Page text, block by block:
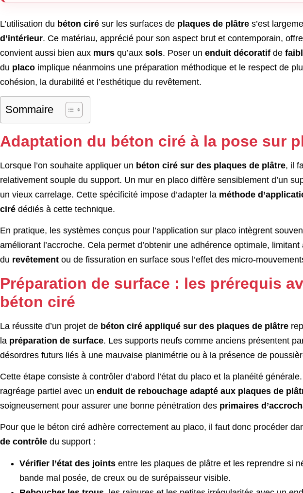
L’utilisation du béton ciré sur les surfaces de plaques de plâtre s’est
d’intérieur. Ce matériau, apprécié pour son aspect brut et contemporain,
convient aussi bien aux murs qu’aux sols. Poser un enduit décoratif de
du placo implique néanmoins une préparation méthodique et le respect de
cohésion, la durabilité et l’esthétique du revêtement.
Sommaire
Adaptation du béton ciré à la pose sur
Lorsque l’on souhaite appliquer un béton ciré sur des plaques de plâtre, il
relativement souple du support. Un mur en placo diffère sensiblement d’un
un vieux carrelage. Cette spécificité impose d’adapter la méthode
ciré dédiés à cette technique.
En pratique, les systèmes conçus pour l’application sur placo intègrent
améliorant l’accroche. Cela permet d’obtenir une adhérence optimale,
du revêtement ou de fissuration en surface sous l’effet des micro-
Préparation de surface : les prérequis
béton ciré
La réussite d’un projet de béton ciré appliqué sur des plaques de plâtre
la préparation de surface. Les supports neufs comme anciens présentent
désordres futurs liés à une mauvaise planimétrie ou à la présence de
Cette étape consiste à contrôler d’abord l’état du placo et la planéité
ragréage partiel avec un enduit de rebouchage adapté aux plaques de
soigneusement pour assurer une bonne pénétration des primaires
Pour que le béton ciré adhère correctement au placo, il faut donc procéder
de contrôle du support :
Vérifier l’état des joints entre les plaques de plâtre et les reprendre si
bande mal posée, de creux ou de surépaisseur visible.